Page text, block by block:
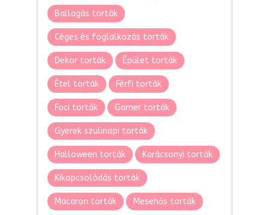
Ballagás torták
Céges és foglalkozás torták
Dekor torták Épület torták
Étel torták Férfi torták
Foci torták Gamer torták
Gyerek szülinapi torták
Halloween torták Karácsonyi torták
Kikapcsolódás torták
Macaron torták Mesehős torták